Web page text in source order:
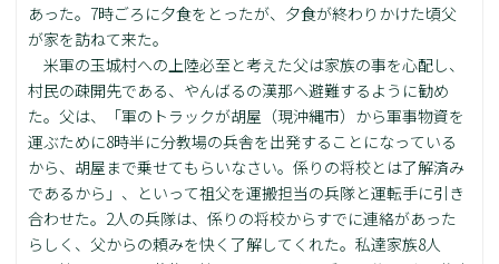
あった。7時ごろに夕食をとったが、夕食が終わりかけた頃父
が家を訪ねて来た。
米軍の玉城村への上陸必至と考えた父は家族の事を心配し、
村民の疎開先である、やんばるの漢那へ避難するように勧め
た。父は、「軍のトラックが胡屋（現沖縄市）から軍事物資を
運ぶために8時半に分教場の兵舎を出発することになっている
から、胡屋まで乗せてもらいなさい。係りの将校とは了解済み
であるから」、といって祖父を運搬担当の兵隊と運転手に引き
合わせた。2人の兵隊は、係りの将校からすでに連絡があった
らしく、父からの頼みを快く了解してくれた。私達家族8人